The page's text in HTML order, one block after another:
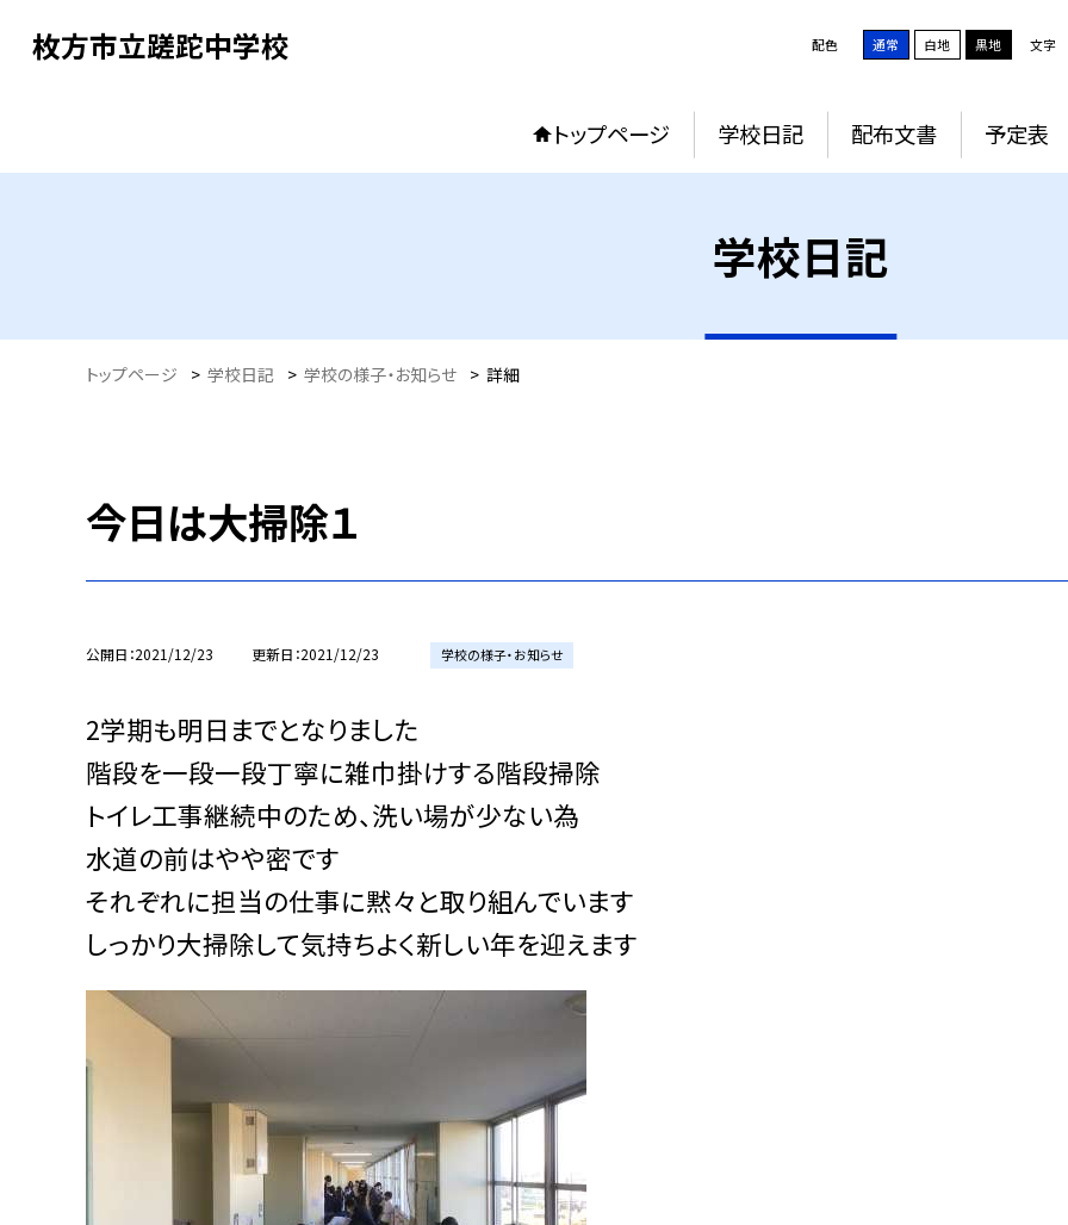
枚方市立蹉跎中学校 配色 通常 白地 黒地 文字
トップページ 学校日記 配布文書 予定表
学校日記
トップページ > 学校日記 > 学校の様子・お知らせ > 詳細
今日は大掃除１
公開日 2021/12/23 更新日 2021/12/23 学校の様子・お知らせ
2学期も明日までとなりました
階段を一段一段丁寧に雑巾掛けする階段掃除
トイレ工事継続中のため、洗い場が少ない為
水道の前はやや密です
それぞれに担当の仕事に黙々と取り組んでいます
しっかり大掃除して気持ちよく新しい年を迎えます